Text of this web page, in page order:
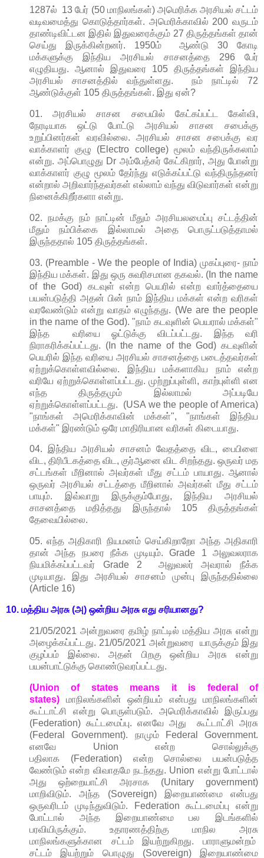
1287ல் 13 பேர் (50 மாநிலங்கள்) அமெரிக்க அரசியல் சட்டம்
வடிவமைத்து கொடுத்தார்கள். அமெரிக்காவில் 200 வருடம்
தாண்டிவிட்டன இதில் இதுவரைக்கும் 27 திருத்தங்கள் தான்
செய்து இருக்கின்றனர். 1950ம் ஆண்டு 30 கோடி
மக்களுக்கு இந்திய அரசியல் சாசனத்தை 296 பேர்
எழுதியது. ஆனால் இதுவரை 105 திருத்தங்கள் இந்திய
அரசியல் சாசனத்தில் வந்துள்ளது. நம் நாட்டில் 72
ஆண்டுக்குள் 105 திருத்தங்கள். இது ஏன்?
01. அரசியல் சாசன சபையில் கேட்கப்பட்ட கேள்வி,
நேரடியாக ஒட்டு போட்டு அரசியல் சாசன சபைக்கு
உறுப்பினர்கள் வரவில்லை. அரசியல் சாசன சபைக்கு வர
வாக்காளர் குழு (Electro college) மூலம் வந்திருக்கலாம்
என்று. அப்பொழுது Dr அம்பேத்கர் கேட்கிறார், அது போன்று
வாக்காளர் குழு மூலம் தேர்ந்து எடுக்கப்பட்டு வந்திருந்தனர்
என்றால் அறிவார்ந்தவர்கள் எல்லாம் வந்து விடுவார்கள் என்று
நினைக்கிறீர்களா என்று.
02. நமக்கு நம் நாட்டின் மீதும் அரசியலமைப்பு சட்டத்தின்
மீதும் நம்பிக்கை இல்லாமல் அதை பொருட்படுத்தாமல்
இருந்ததால் 105 திருத்தங்கள்.
03. (Preamble - We the people of India) முகப்புரை- நாம்
இந்திய மக்கள். இது ஒரு சுவரிசமான தகவல். (In the name
of the God) கடவுள் என்ற பெயரில் என்ற வார்த்தையை
பயன்படுத்தி அதன் பின் நாம் இந்திய மக்கள் என்ற வரிகள்
வரவேண்டும் என்று வாதம் எழுந்தது. (We are the people
in the name of the God). "நாம் கடவுளின் பெயரால் மக்கள்"
இந்த வரியை ஓட்டுக்கு விடப்பட்டது. இந்த வரி
நிராகரிக்கப்பட்டது. (In the name of the God) கடவுளின்
பெயரில் இந்த வரியை அரசியல் சாசனத்தை படைத்தவர்கள்
ஏற்றுக்கொள்ளவில்லை. இந்திய மக்களாகிய நாம் என்ற
வரியே ஏற்றுக்கொள்ளப்பட்டது. முற்றுப்புள்ளி, காற்புள்ளி என
எந்த திருத்தமும் இல்லாமல் அப்படியே
ஏற்றுக்கொள்ளப்பட்டது.
(USA we the people of America)
"நாங்கள் அமெரிக்காவின் மக்கள்", "நாங்கள் இந்திய
மக்கள்" இரண்டும் ஒரே மாதிரியான வரிகள் கிடையாது.
04. இந்திய அரசியல் சாசனம் வேதத்தை விட, பைபிளை
விட, திரிபீடகத்தை விட, குர்ஆனை விட சிறந்தது. ஒருவர் மத
சட்டங்கள் மீறினால் அவர்கள் மீது சட்டம் பாயாது. ஆனால்
ஒருவர் அரசியல் சட்டத்தை மீறினால் அவர்கள் மீது சட்டம்
பாயும். இவ்வாறு இருக்கும்போது, இந்திய அரசியல்
சாசனத்தை மதித்தது இருந்தால் 105 திருத்தங்கள்
தேவையில்லை.
05. எந்த அதிகாரி நியமனம் செய்கிறாறோ அந்த அதிகாரி
தான் அந்த நபரை நீக்க முடியும். Grade 1 அலுவலராக
நியமிக்கப்பட்டவர் Grade 2 அலுவலர் அவரால் நீக்க
முடியாது. இது அரசியல் சாசனம் முன்பு இருந்ததில்லை
(Article 16)
10. மத்திய அரசு (அ) ஒன்றிய அரசு எது சரியானது?
21/05/2021 அன்றுவரை தமிழ் நாட்டில் மத்திய அரசு என்று
அழைக்கப்பட்டது. 21/05/2021 அன்றுவரை யாருக்கும் இது
குழப்பம் இல்லை. அதன் பிறகு ஒன்றிய அரசு என்று
பயன்பாட்டுக்கு கொண்டுவரப்பட்டது.
(Union of states means it is federal of
states) மாநிலங்களின் ஒன்றியம் என்பது மாநிலங்களின்
கூட்டாட்சி என்று பொருள்படும். அமெரிக்காவில் இருப்பது
(Federation) கூட்டமைப்பு. எனவே அது கூட்டாட்சி அரசு
(Federal Government). நாமும் Federal Government.
எனவே Union என்ற சொல்லுக்கு
பதிலாக (Federation) என்ற சொல்லை பயன்படுத்த
வேண்டும் என்ற விவாதமே நடந்தது. Union என்று போட்டால்
அது ஒற்றையாட்சி அரசாக (Unitary government)
மாறிவிடும். அந்த (Sovereign) இறையாண்மை என்பது
ஒருவரிடம் முடிந்துவிடும். Federation கூட்டமைப்பு என்று
போட்டால் அந்த இறையாண்மை பல இடங்களில்
பரவியிருக்கும். உதாரணத்திற்கு மாநில அரசு
மாநிலங்களுக்கான சட்டம் இயற்றுகிறது. பாராளுமன்றம்
சட்டம் இயற்றும் பொழுது (Sovereign) இறையாண்மை